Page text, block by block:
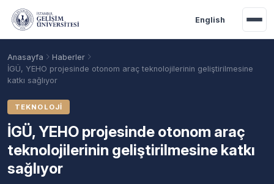
Ana içeriğe geç
English
Anasayfa
Haberler
İGÜ, YEHO projesinde otonom araç teknolojilerinin geliştirilmesine
katkı sağlıyor
TEKNOLOJI
İGÜ, YEHO projesinde otonom araç
teknolojilerinin geliştirilmesine katkı
sağlıyor